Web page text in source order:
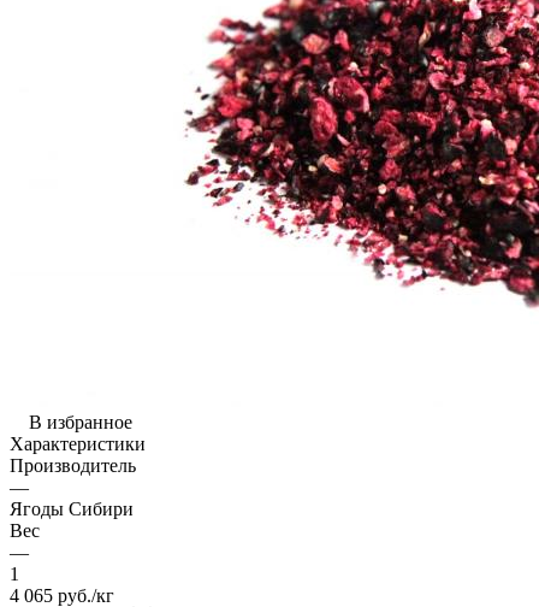
В избранное
Характеристики
Производитель
—
Ягоды Сибири
Вес
—
1
4 065 руб./кг